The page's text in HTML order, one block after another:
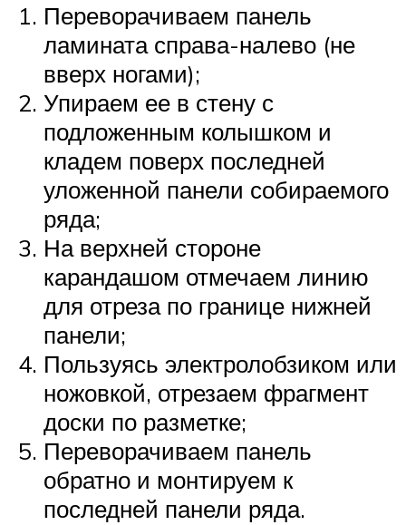
Переворачиваем панель
ламината справа-налево (не
вверх ногами);
Упираем ее в стену с
подложенным колышком и
кладем поверх последней
уложенной панели собираемого
ряда;
На верхней стороне
карандашом отмечаем линию
для отреза по границе нижней
панели;
Пользуясь электролобзиком или
ножовкой, отрезаем фрагмент
доски по разметке;
Переворачиваем панель
обратно и монтируем к
последней панели ряда.